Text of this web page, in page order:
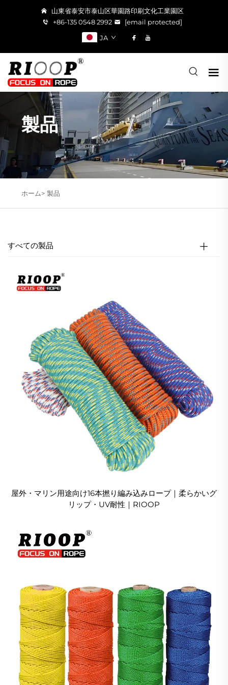
山東省泰安市泰山区華園路印刷文化工業園区
+86-135 0548 2992
[email protected]
JA
製品
ホーム> 製品
すべての製品
屋外・マリン用途向け16本撚り編み込みロープ｜柔らかいグ
リップ・UV耐性｜RIOOP